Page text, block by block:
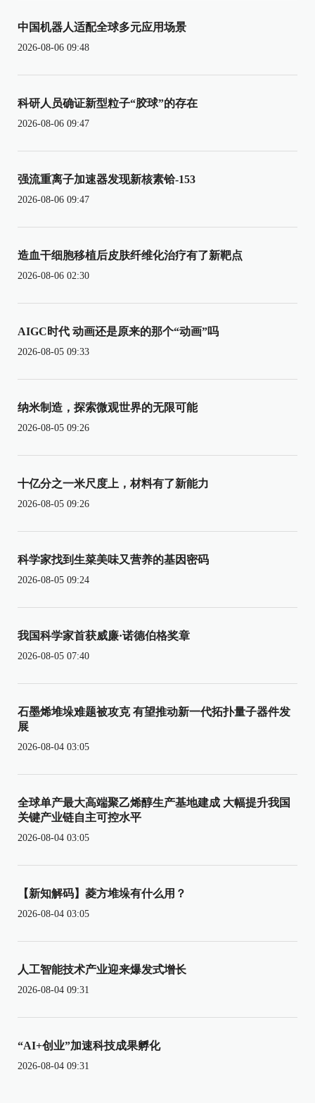
中国机器人适配全球多元应用场景
2026-08-06 09:48
科研人员确证新型粒子“胶球”的存在
2026-08-06 09:47
强流重离子加速器发现新核素铪-153
2026-08-06 09:47
造血干细胞移植后皮肤纤维化治疗有了新靶点
2026-08-06 02:30
AIGC时代 动画还是原来的那个“动画”吗
2026-08-05 09:33
纳米制造，探索微观世界的无限可能
2026-08-05 09:26
十亿分之一米尺度上，材料有了新能力
2026-08-05 09:26
科学家找到生菜美味又营养的基因密码
2026-08-05 09:24
我国科学家首获威廉·诺德伯格奖章
2026-08-05 07:40
石墨烯堆垛难题被攻克 有望推动新一代拓扑量子器件发
展
2026-08-04 03:05
全球单产最大高端聚乙烯醇生产基地建成 大幅提升我国
关键产业链自主可控水平
2026-08-04 03:05
【新知解码】菱方堆垛有什么用？
2026-08-04 03:05
人工智能技术产业迎来爆发式增长
2026-08-04 09:31
“AI+创业”加速科技成果孵化
2026-08-04 09:31